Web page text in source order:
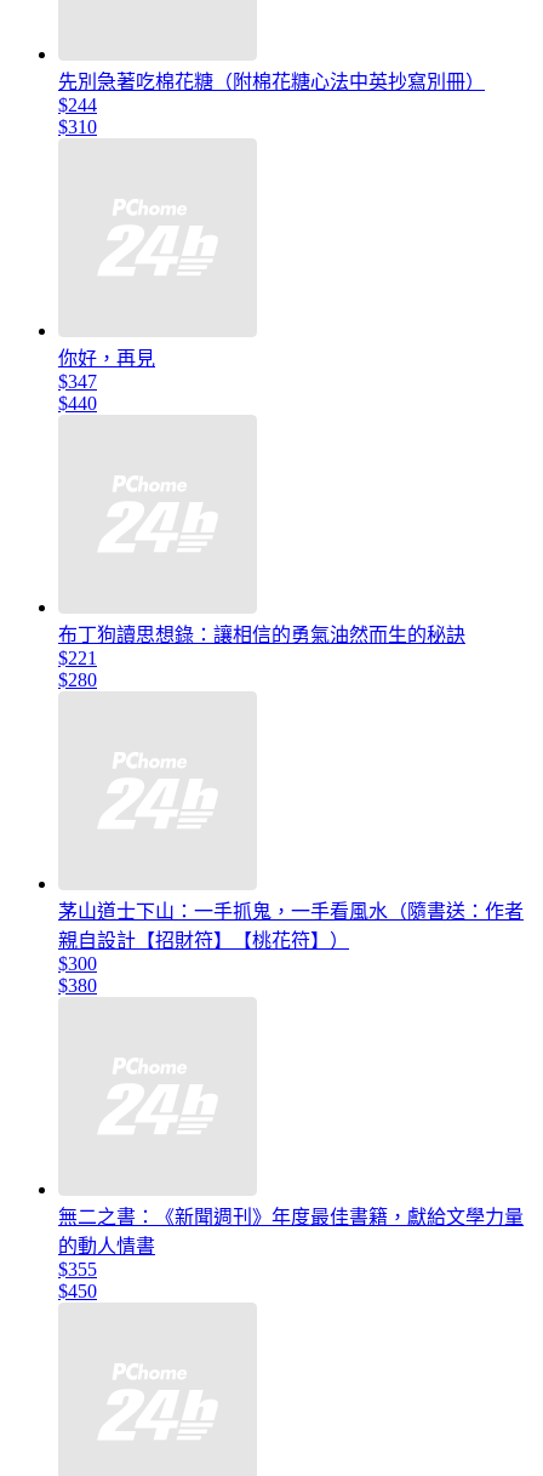
先別急著吃棉花糖（附棉花糖心法中英抄寫別冊）
$244
$310
你好，再見
$347
$440
布丁狗讀思想錄：讓相信的勇氣油然而生的秘訣
$221
$280
茅山道士下山：一手抓鬼，一手看風水（隨書送：作者
親自設計【招財符】【桃花符】）
$300
$380
無二之書：《新聞週刊》年度最佳書籍，獻給文學力量
的動人情書
$355
$450